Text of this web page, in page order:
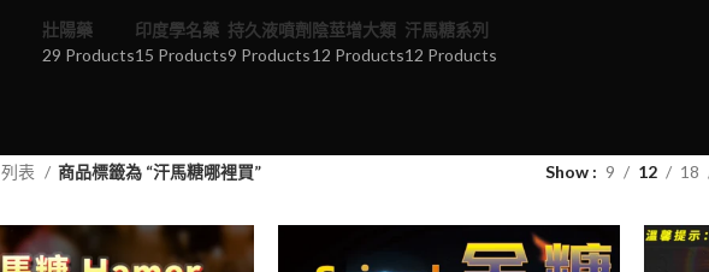
壯陽藥
29 Products
印度學名藥
15 Products
持久液噴劑
9 Products
陰莖增大類
12 Products
汗馬糖系列
12 Products
表 商品標籤為 “汗馬糖哪裡買” Show 9 12 18